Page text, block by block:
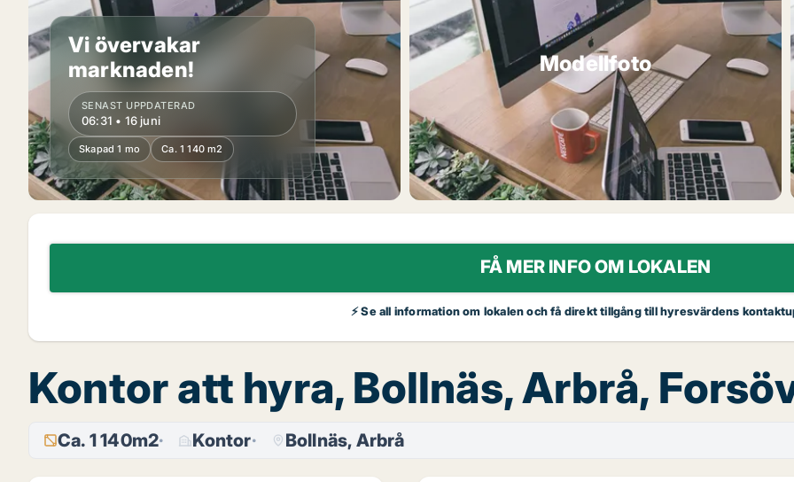
Vi övervakar
marknaden!
SENAST UPPDATERAD
06:31 • 16 juni
Skapad 1 mo Ca. 1 140 m2
Modellfoto
FÅ MER INFO OM LOKALEN
⚡ Se all information om lokalen och få direkt tillgång till hyresvärdens
Kontor att hyra, Bollnäs, Arbrå,
Ca. 1 140m2 Kontor Bollnäs, Arbrå